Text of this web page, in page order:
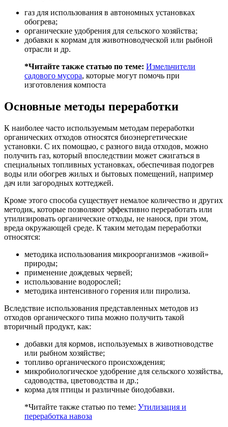
газ для использования в автономных установках
обогрева;
органические удобрения для сельского хозяйства;
добавки к кормам для животноводческой или рыбной
отрасли и др.
*Читайте также статью по теме: Измельчители
садового мусора, которые могут помочь при
изготовления компоста
Основные методы переработки
К наиболее часто используемым методам переработки
органических отходов относятся биоэнергетические
установки. С их помощью, с разного вида отходов, можно
получить газ, который впоследствии может сжигаться в
специальных топливных установках, обеспечивая подогрев
воды или обогрев жилых и бытовых помещений, например
дач или загородных коттеджей.
Кроме этого способа существует немалое количество и других
методик, которые позволяют эффективно переработать или
утилизировать органические отходы, не нанося, при этом,
вреда окружающей среде. К таким методам переработки
относятся:
методика использования микроорганизмов «живой»
природы;
применение дождевых червей;
использование водорослей;
методика интенсивного горения или пиролиза.
Вследствие использования представленных методов из
отходов органического типа можно получить такой
вторичный продукт, как:
добавки для кормов, используемых в животноводстве
или рыбном хозяйстве;
топливо органического происхождения;
микробиологическое удобрение для сельского хозяйства,
садоводства, цветоводства и др.;
корма для птицы и различные биодобавки.
*Читайте также статью по теме: Утилизация и
переработка навоза